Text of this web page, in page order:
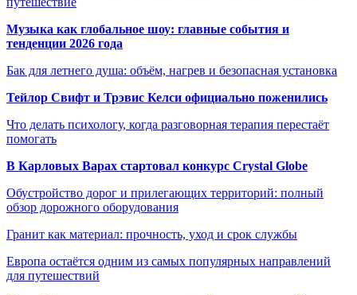
Музыка как глобальное шоу: главные события и
тенденции 2026 года
Бак для летнего душа: объём, нагрев и безопасная установка
Тейлор Свифт и Трэвис Келси официально поженились
Что делать психологу, когда разговорная терапия перестаёт
помогать
В Карловых Варах стартовал конкурс Crystal Globe
Обустройство дорог и прилегающих территорий: полный
обзор дорожного оборудования
Гранит как материал: прочность, уход и срок службы
Европа остаётся одним из самых популярных направлений
для путешествий